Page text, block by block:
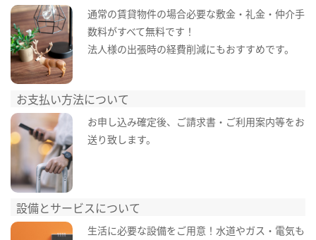
通常の賃貸物件の場合必要な敷金・礼金・仲介手
数料がすべて無料です！
法人様の出張時の経費削減にもおすすめです。
お支払い方法について
お申し込み確定後、ご請求書・ご利用案内等をお
送り致します。
設備とサービスについて
生活に必要な設備をご用意！水道やガス・電気も